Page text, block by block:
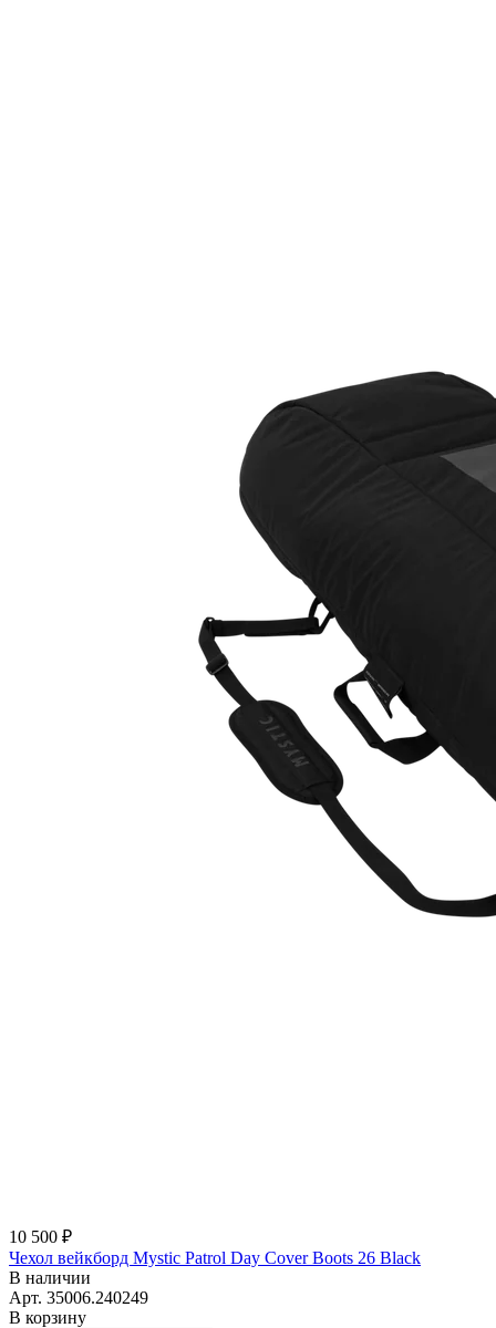
10 500 ₽
Чехол вейкборд Mystic Patrol Day Cover Boots 26 Black
В наличии
Арт. 35006.240249
В корзину